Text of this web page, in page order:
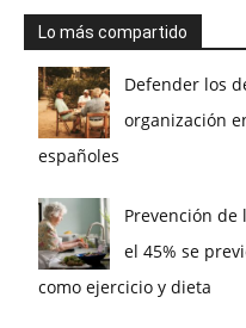
Lo más compartido
Defender los
organización
españoles
Prevención de
el 45% se
como ejercicio y dieta